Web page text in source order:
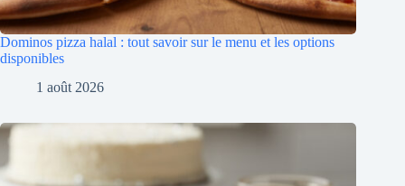
Dominos pizza halal : tout savoir sur le menu et les options
disponibles
1 août 2026